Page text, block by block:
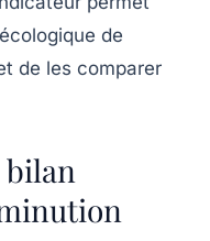
de
de les comparer
bilan